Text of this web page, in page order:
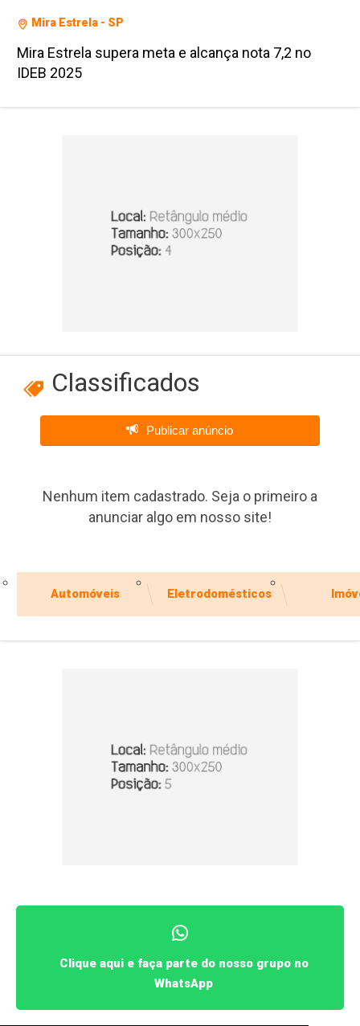
Mira Estrela - SP
Mira Estrela supera meta e alcança nota 7,2 no
IDEB 2025
Classificados
Publicar anúncio
Nenhum item cadastrado. Seja o primeiro a
anunciar algo em nosso site!
Automóveis Eletrodomésticos
Clique aqui e faça parte do nosso grupo no
WhatsApp